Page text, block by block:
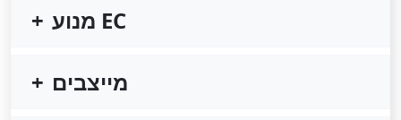
מנוע EC
מייצבים